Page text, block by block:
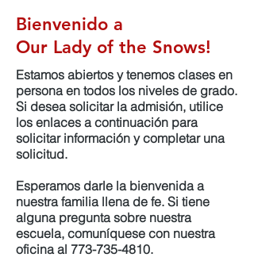
Bienvenido a
Our Lady of the Snows!
Estamos abiertos y tenemos clases en
persona en todos los niveles de grado.
Si desea solicitar la admisión, utilice
los enlaces a continuación para
solicitar información y completar una
solicitud.
Esperamos darle la bienvenida a
nuestra familia llena de fe. Si tiene
alguna pregunta sobre nuestra
escuela, comuníquese con nuestra
oficina al 773-735-4810.